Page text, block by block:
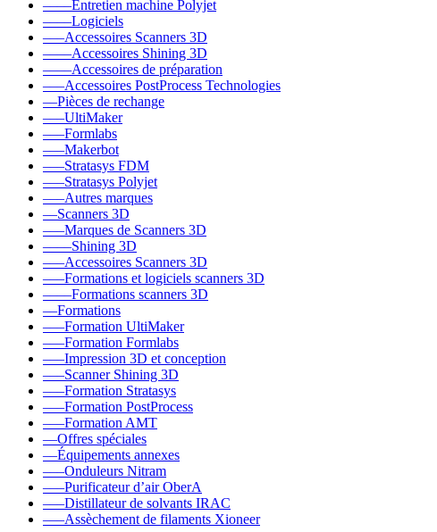
––––Entretien machine Polyjet
––––Logiciels
–––Accessoires Scanners 3D
––––Accessoires Shining 3D
––––Accessoires de préparation
–––Accessoires PostProcess Technologies
––Pièces de rechange
–––UltiMaker
–––Formlabs
–––Makerbot
–––Stratasys FDM
–––Stratasys Polyjet
–––Autres marques
––Scanners 3D
–––Marques de Scanners 3D
––––Shining 3D
–––Accessoires Scanners 3D
–––Formations et logiciels scanners 3D
––––Formations scanners 3D
––Formations
–––Formation UltiMaker
–––Formation Formlabs
–––Impression 3D et conception
–––Scanner Shining 3D
–––Formation Stratasys
–––Formation PostProcess
–––Formation AMT
––Offres spéciales
––Équipements annexes
–––Onduleurs Nitram
–––Purificateur d’air OberA
–––Distillateur de solvants IRAC
–––Assèchement de filaments Xioneer